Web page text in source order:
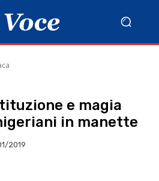
e magia
in manette
2019